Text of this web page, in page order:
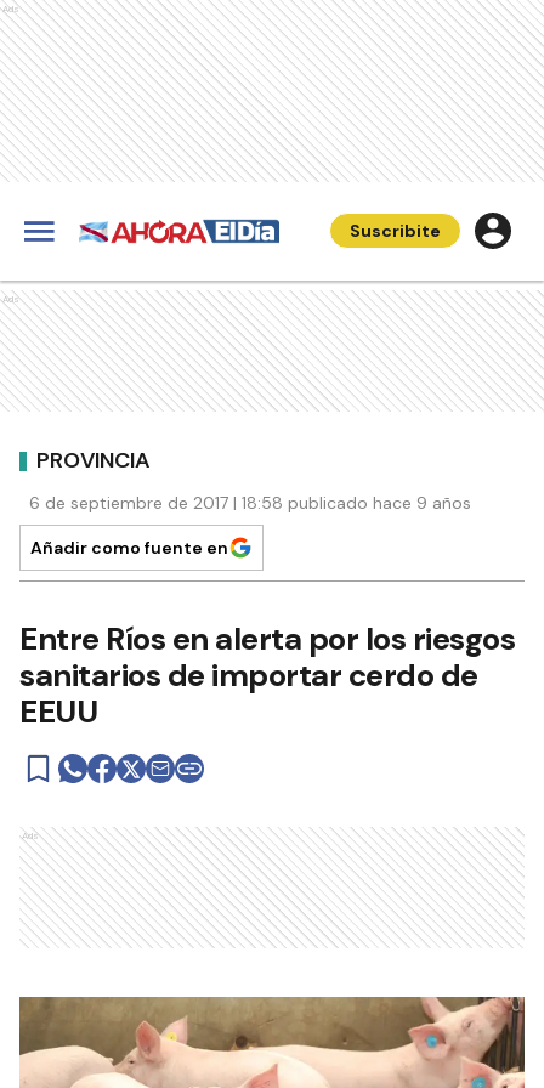
Ads
Suscribite
Ads
PROVINCIA
6 de septiembre de 2017 | 18:58 publicado hace 9 años
Añadir como fuente en
Entre Ríos en alerta por los riesgos
sanitarios de importar cerdo de
EEUU
Ads